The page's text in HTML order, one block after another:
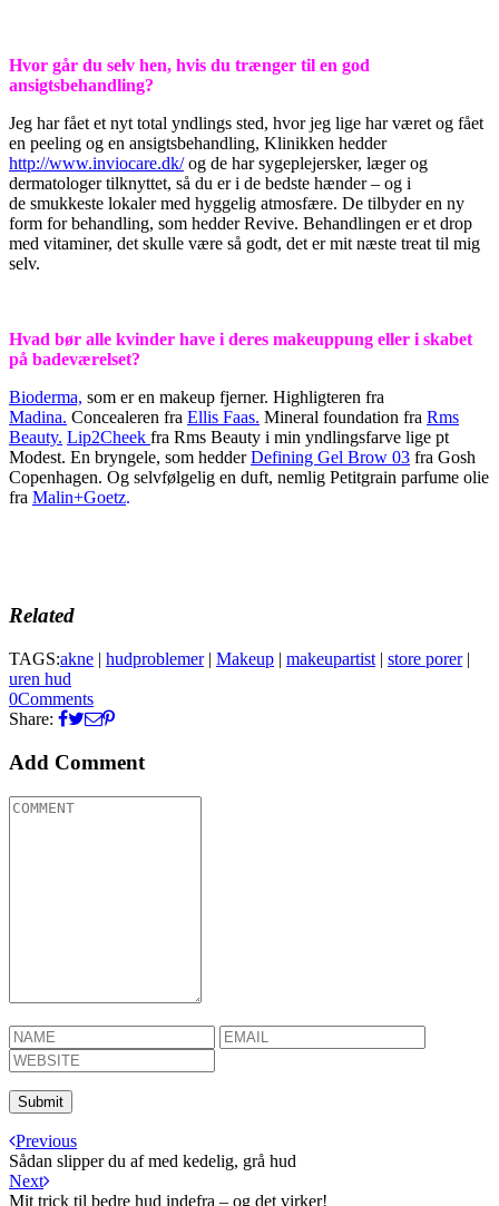
Hvor går du selv hen, hvis du trænger til en god
ansigtsbehandling?
Jeg har fået et nyt total yndlings sted, hvor jeg lige har været og fået
en peeling og en ansigtsbehandling, Klinikken hedder
http://www.inviocare.dk/og de har sygeplejersker, læger og
dermatologer tilknyttet, så du er i de bedste hænder – og i
de smukkeste lokaler med hyggelig atmosfære. De tilbyder en ny
form for behandling, som hedder Revive. Behandlingen er et drop
med vitaminer, det skulle være så godt, det er mit næste treat til mig
selv.
Hvad bør alle kvinder have i deres makeuppung eller i skabet
på badeværelset?
Bioderma, som er en makeup fjerner. Highligteren fra
Madina. Concealeren fra Ellis Faas. Mineral foundation fra Rms
Beauty. Lip2Cheek fra Rms Beauty i min yndlingsfarve lige pt
Modest. En bryngele, som hedderDefining Gel Brow 03 fra Gosh
Copenhagen. Og selvfølgelig en duft, nemlig Petitgrain parfume olie
fra Malin+Goetz.
Related
TAGS:akne | hudproblemer| Makeup | makeupartist | store porer|
uren hud
0Comments
Share:
Add Comment
Previous
Sådan slipper du af med kedelig, grå hud
Next
Mit trick til bedre hud indefra – og det virker!